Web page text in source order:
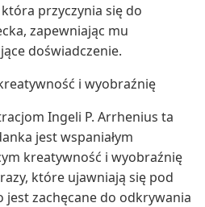
przyczynia się do
zapewniając mu
doświadczenie.
i wyobraźnię
Ingeli P. Arrhenius ta
jest wspaniałym
kreatywność i wyobraźnię
które ujawniają się pod
jest zachęcane do odkrywania